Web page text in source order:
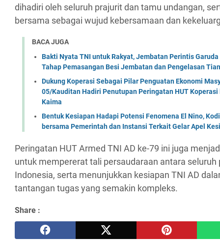
dihadiri oleh seluruh prajurit dan tamu undangan,
bersama sebagai wujud kebersamaan dan
BACA JUGA
Bakti Nyata TNI untuk Rakyat, Jembatan Perintis
Tahap Pemasangan Besi Jembatan dan Pengelasan
Dukung Koperasi Sebagai Pilar Penguatan Ekonomi
05/Kauditan Hadiri Penutupan Peringatan HUT Koperasi
Kaima
Bentuk Kesiapan Hadapi Potensi Fenomena El Nino,
bersama Pemerintah dan Instansi Terkait Gelar Apel
Peringatan HUT Armed TNI AD ke-79 ini juga
untuk mempererat tali persaudaraan antara seluruh
Indonesia, serta menunjukkan kesiapan TNI AD
tantangan tugas yang semakin kompleks.
Share :